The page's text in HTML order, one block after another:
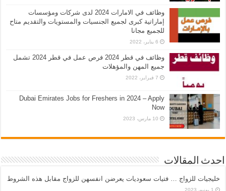
وظائف في الامارات 2024 لدى شركات ومؤسسات
إماراتية كبرى لجميع الجنسيات والمستويات والتقديم متاح
للجميع مجانا
6 يناير، 2022
وظائف في قطر 2024 فرص عمل في قطر 2024 تشمل
جميع المهن والمؤهلات
7 فبراير، 2022
Dubai Emirates Jobs for Freshers in 2024 – Apply
Now
10 مارس، 2023
احدث المقالات
خليجيات للزواج … فتيات سعوديات يعرضن انفسهن للزواج مقابل هذه الشروط
1 يونيو، 2023